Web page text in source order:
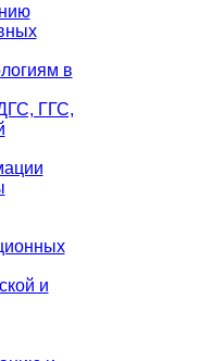
в
ГГС,
и